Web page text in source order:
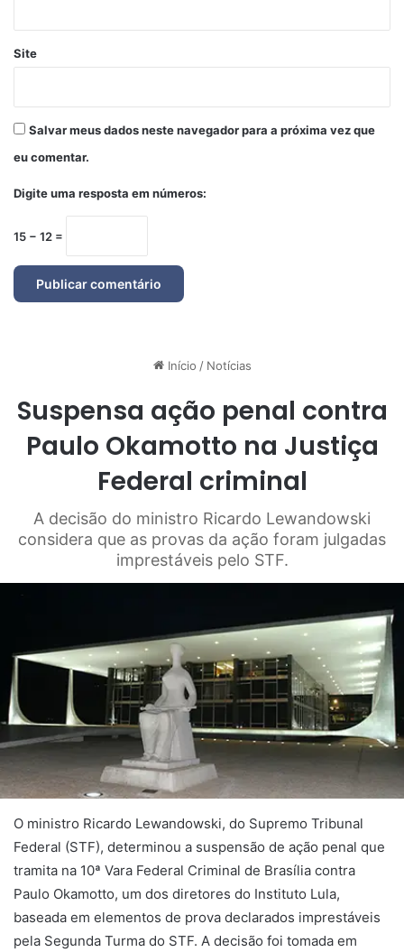
Site
Salvar meus dados neste navegador para a próxima vez que
eu comentar.
Digite uma resposta em números:
15 − 12 =